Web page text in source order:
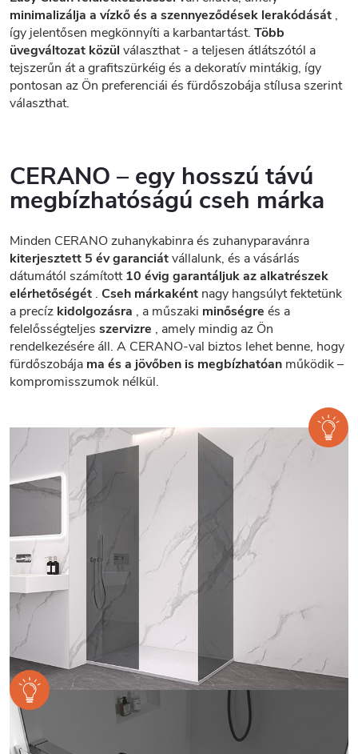
minimalizálja a vízkő és a szennyeződések lerakódását ,
így jelentősen megkönnyíti a karbantartást. Több
üvegváltozat közül választhat - a teljesen átlátszótól a
tejszerűn át a grafitszürkéig és a dekoratív mintákig, így
pontosan az Ön preferenciái és fürdőszobája stílusa szerint
választhat.
CERANO – egy hosszú távú
megbízhatóságú cseh márka
Minden CERANO zuhanykabinra és zuhanyparavánra
kiterjesztett 5 év garanciátvállalunk, és a vásárlás
dátumától számított10 évig garantáljuk az alkatrészek
elérhetőségét . Cseh márkaként nagy hangsúlyt fektetünk
a precíz kidolgozásra , a műszaki minőségre és a
felelősségteljes szervizre , amely mindig az Ön
rendelkezésére áll. A CERANO-val biztos lehet benne, hogy
fürdőszobája ma és a jövőben is megbízhatóan működik –
kompromisszumok nélkül.